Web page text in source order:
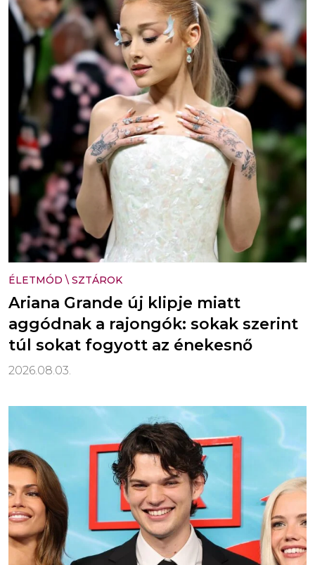
ÉLETMÓD \ SZTÁROK
Ariana Grande új klipje miatt
aggódnak a rajongók: sokak szerint
túl sokat fogyott az énekesnő
2026.08.03.